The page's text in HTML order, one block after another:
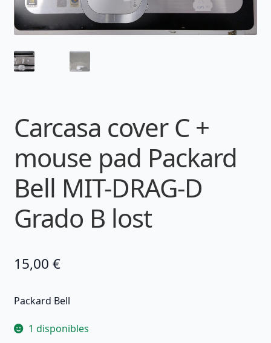
Carcasa cover C +
mouse pad Packard
Bell MIT-DRAG-D
Grado B lost
15,00 €
Packard Bell
1 disponibles